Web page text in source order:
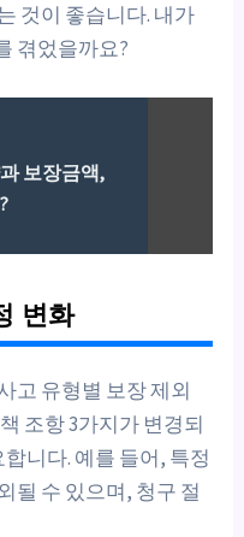
것이 좋습니다. 내가
겪었을까요?
보장금액,
변화
고 유형별 보장 제외
조항 3가지가 변경되
니다. 예를 들어, 특정
될 수 있으며, 청구 절